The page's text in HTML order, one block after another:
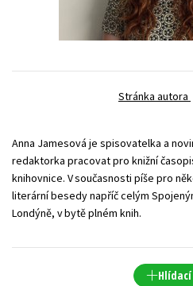
Zahraniční
Stránka autora
Anna Jamesová je spisovatelka a
redaktorka pracovat pro knižní
knihovnice. V současnosti píše pro
literární besedy napříč celým
Londýně, v bytě plném knih.
Hlídací